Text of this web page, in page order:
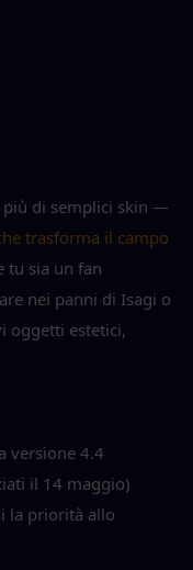
trasforma il campo
tu sia un fan
nei panni di Isagi o
oggetti estetici,
versione 4.4
il 14 maggio)
la priorità allo